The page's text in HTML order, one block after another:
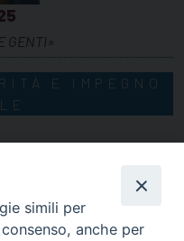
GENTI»
E IMPEGNO
simili per
anche per